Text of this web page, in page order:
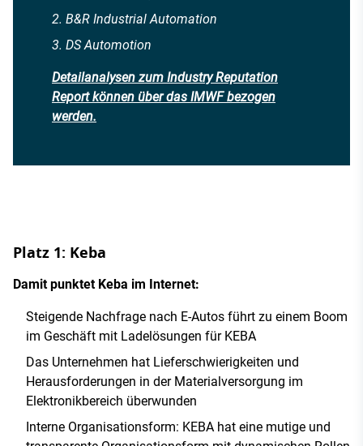
B&R Industrial Automation
DS Automotion
Detailanalysen zum Industry Reputation
Report können über das IMWF bezogen
werden.
Platz 1: Keba
Damit punktet Keba im Internet:
Steigende Nachfrage nach E-Autos führt zu einem Boom
im Geschäft mit Ladelösungen für KEBA
Das Unternehmen hat Lieferschwierigkeiten und
Herausforderungen in der Materialversorgung im
Elektronikbereich überwunden
Interne Organisationsform: KEBA hat eine mutige und